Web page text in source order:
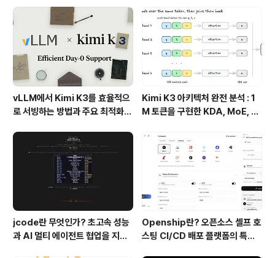
vLLM에서 Kimi K3를 효율적으
로 서빙하는 방법과 주요 최적화
Kimi K3 아키텍처 완전 분석 : 1
M 토큰을 구현한 KDA, MoE, Fl
핵심 기술
jcode란 무엇인가? 초고속 성능
과 AI 멀티 에이전트 협업을 지원
Openship란? 오픈소스 셀프 호
스팅 CI/CD 배포 플랫폼의 특징